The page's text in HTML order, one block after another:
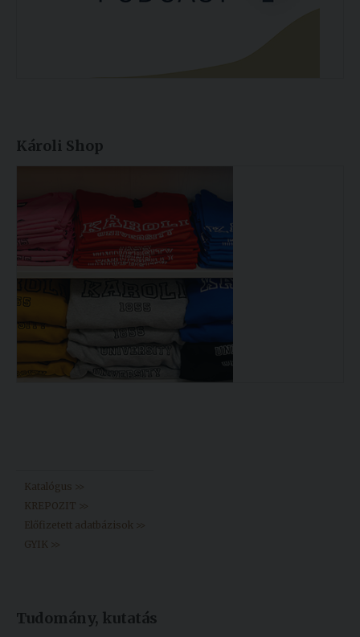
Károli Shop
Katalógus >>
KREPOZIT >>
Előfizetett adatbázisok >>
GYIK >>
Tudomány, kutatás